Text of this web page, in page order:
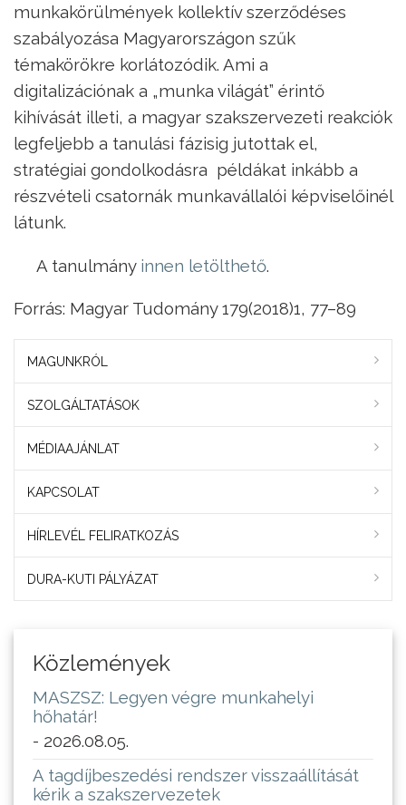
munkakörülmények kollektív szerződéses
szabályozása Magyarországon szűk
témakörökre korlátozódik. Ami a
digitalizációnak a „munka világát” érintő
kihívását illeti, a magyar szakszervezeti reakciók
legfeljebb a tanulási fázisig jutottak el,
stratégiai gondolkodásra példákat inkább a
részvételi csatornák munkavállalói képviselőinél
látunk.
A tanulmány innen letölthető.
Forrás: Magyar Tudomány 179(2018)1, 77–89
MAGUNKRÓL
SZOLGÁLTATÁSOK
MÉDIAAJÁNLAT
KAPCSOLAT
HÍRLEVÉL FELIRATKOZÁS
DURA-KUTI PÁLYÁZAT
Közlemények
MASZSZ: Legyen végre munkahelyi
hőhatár!
- 2026.08.05.
A tagdíjbeszedési rendszer visszaállítását
kérik a szakszervezetek